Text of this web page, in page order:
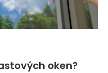
oken?